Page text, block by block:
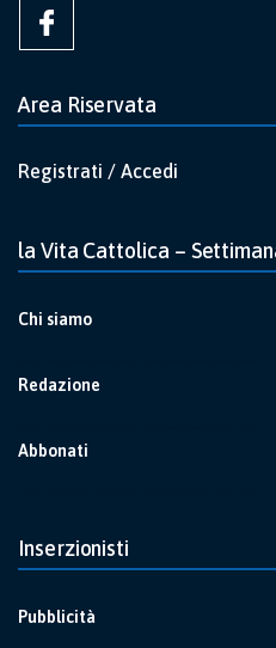
Area Riservata
Registrati / Accedi
la Vita Cattolica –
Chi siamo
Redazione
Abbonati
Inserzionisti
Pubblicità